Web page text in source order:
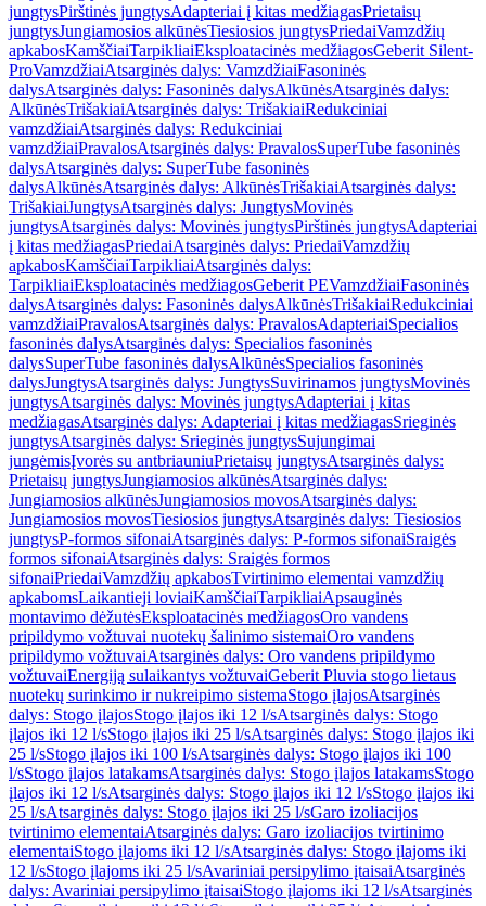
jungtysPirštinės jungtysAdapteriai į kitas medžiagasPrietaisų
jungtysJungiamosios alkūnėsTiesiosios jungtysPriedaiVamzdžių
apkabosKamščiaiTarpikliaiEksploatacinės medžiagosGeberit Silent-
ProVamzdžiaiAtsarginės dalys: VamzdžiaiFasoninės
dalysAtsarginės dalys: Fasoninės dalysAlkūnėsAtsarginės dalys:
AlkūnėsTrišakiaiAtsarginės dalys: TrišakiaiRedukciniai
vamzdžiaiAtsarginės dalys: Redukciniai
vamzdžiaiPravalosAtsarginės dalys: PravalosSuperTube fasoninės
dalysAtsarginės dalys: SuperTube fasoninės
dalysAlkūnėsAtsarginės dalys: AlkūnėsTrišakiaiAtsarginės dalys:
TrišakiaiJungtysAtsarginės dalys: JungtysMovinės
jungtysAtsarginės dalys: Movinės jungtysPirštinės jungtysAdapteriai
į kitas medžiagasPriedaiAtsarginės dalys: PriedaiVamzdžių
apkabosKamščiaiTarpikliaiAtsarginės dalys:
TarpikliaiEksploatacinės medžiagosGeberit PEVamzdžiaiFasoninės
dalysAtsarginės dalys: Fasoninės dalysAlkūnėsTrišakiaiRedukciniai
vamzdžiaiPravalosAtsarginės dalys: PravalosAdapteriaiSpecialios
fasoninės dalysAtsarginės dalys: Specialios fasoninės
dalysSuperTube fasoninės dalysAlkūnėsSpecialios fasoninės
dalysJungtysAtsarginės dalys: JungtysSuvirinamos jungtysMovinės
jungtysAtsarginės dalys: Movinės jungtysAdapteriai į kitas
medžiagasAtsarginės dalys: Adapteriai į kitas medžiagasSrieginės
jungtysAtsarginės dalys: Srieginės jungtysSujungimai
jungėmisĮvorės su antbriauniuPrietaisų jungtysAtsarginės dalys:
Prietaisų jungtysJungiamosios alkūnėsAtsarginės dalys:
Jungiamosios alkūnėsJungiamosios movosAtsarginės dalys:
Jungiamosios movosTiesiosios jungtysAtsarginės dalys: Tiesiosios
jungtysP-formos sifonaiAtsarginės dalys: P-formos sifonaiSraigės
formos sifonaiAtsarginės dalys: Sraigės formos
sifonaiPriedaiVamzdžių apkabosTvirtinimo elementai vamzdžių
apkabomsLaikantieji loviaiKamščiaiTarpikliaiApsauginės
montavimo dėžutėsEksploatacinės medžiagosOro vandens
pripildymo vožtuvai nuotekų šalinimo sistemaiOro vandens
pripildymo vožtuvaiAtsarginės dalys: Oro vandens pripildymo
vožtuvaiEnergiją sulaikantys vožtuvaiGeberit Pluvia stogo lietaus
nuotekų surinkimo ir nukreipimo sistemaStogo įlajosAtsarginės
dalys: Stogo įlajosStogo įlajos iki 12 l/sAtsarginės dalys: Stogo
įlajos iki 12 l/sStogo įlajos iki 25 l/sAtsarginės dalys: Stogo įlajos iki
25 l/sStogo įlajos iki 100 l/sAtsarginės dalys: Stogo įlajos iki 100
l/sStogo įlajos latakamsAtsarginės dalys: Stogo įlajos latakamsStogo
įlajos iki 12 l/sAtsarginės dalys: Stogo įlajos iki 12 l/sStogo įlajos iki
25 l/sAtsarginės dalys: Stogo įlajos iki 25 l/sGaro izoliacijos
tvirtinimo elementaiAtsarginės dalys: Garo izoliacijos tvirtinimo
elementaiStogo įlajoms iki 12 l/sAtsarginės dalys: Stogo įlajoms iki
12 l/sStogo įlajoms iki 25 l/sAvariniai persipylimo įtaisaiAtsarginės
dalys: Avariniai persipylimo įtaisaiStogo įlajoms iki 12 l/sAtsarginės